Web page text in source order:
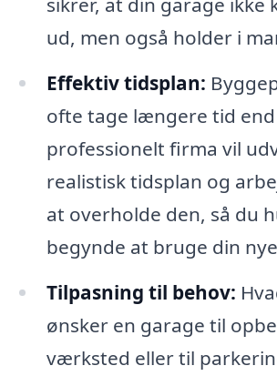
ud, men også holder i
Effektiv tidsplan:
ofte tage længere tid
professionelt firma vil
realistisk tidsplan og
at overholde den, så du
begynde at bruge din
Tilpasning til behov:
ønsker en garage til
værksted eller til